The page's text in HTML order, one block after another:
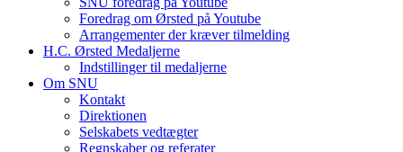
Foredrag om Ørsted på Youtube
Arrangementer der kræver tilmelding
H.C. Ørsted Medaljerne
Indstillinger til medaljerne
Om SNU
Kontakt
Direktionen
Selskabets vedtægter
Regnskaber og referater